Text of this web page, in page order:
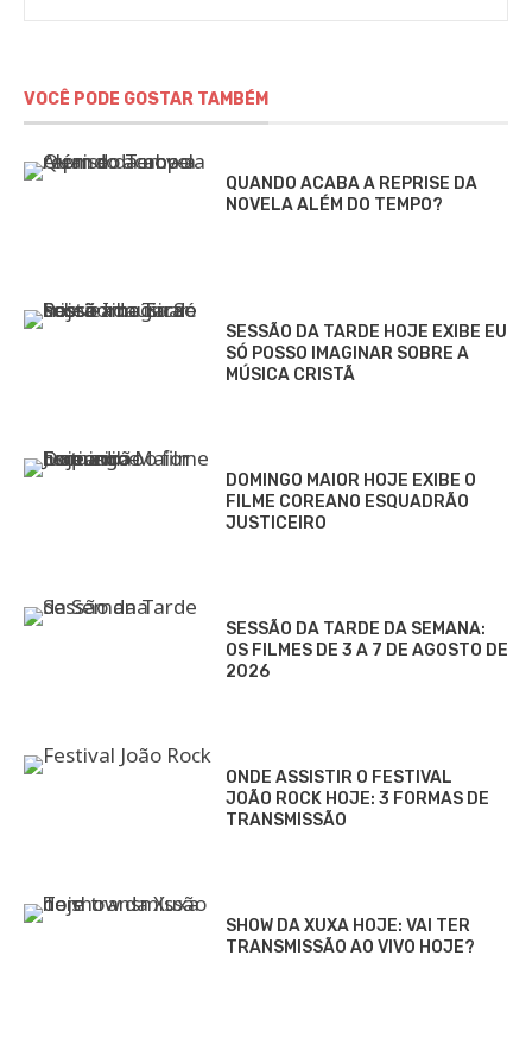
VOCÊ PODE GOSTAR TAMBÉM
QUANDO ACABA A REPRISE DA
NOVELA ALÉM DO TEMPO?
SESSÃO DA TARDE HOJE EXIBE EU
SÓ POSSO IMAGINAR SOBRE A
MÚSICA CRISTÃ
DOMINGO MAIOR HOJE EXIBE O
FILME COREANO ESQUADRÃO
JUSTICEIRO
SESSÃO DA TARDE DA SEMANA:
OS FILMES DE 3 A 7 DE AGOSTO DE
2026
ONDE ASSISTIR O FESTIVAL
JOÃO ROCK HOJE: 3 FORMAS DE
TRANSMISSÃO
SHOW DA XUXA HOJE: VAI TER
TRANSMISSÃO AO VIVO HOJE?